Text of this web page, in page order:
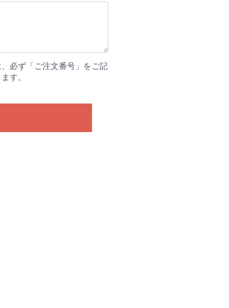
必ず「ご注文番号」をご記
す。